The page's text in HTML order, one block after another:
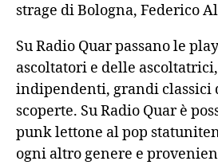
strage di Bologna, Federico
Su Radio Quar passano le
ascoltatori e delle
indipendenti, grandi classici
scoperte. Su Radio Quar è
punk lettone al pop
ogni altro genere e